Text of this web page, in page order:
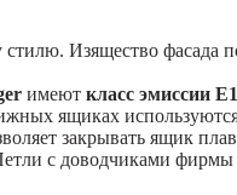
Изящество фасада
имеют класс эмиссии Е1
ящиках
закрывать ящик
с доводчиками фирмы